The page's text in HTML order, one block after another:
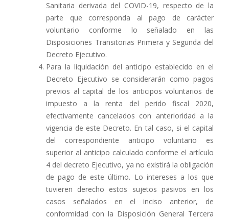
Sanitaria derivada del COVID-19, respecto de la
parte que corresponda al pago de carácter
voluntario conforme lo señalado en las
Disposiciones Transitorias Primera y Segunda del
Decreto Ejecutivo.
Para la liquidación del anticipo establecido en el
Decreto Ejecutivo se considerarán como pagos
previos al capital de los anticipos voluntarios de
impuesto a la renta del perido fiscal 2020,
efectivamente cancelados con anterioridad a la
vigencia de este Decreto. En tal caso, si el capital
del correspondiente anticipo voluntario es
superior al anticipo calculado conforme el artículo
4 del decreto Ejecutivo, ya no existirá la obligación
de pago de este último. Lo intereses a los que
tuvieren derecho estos sujetos pasivos en los
casos señalados en el inciso anterior, de
conformidad con la Disposición General Tercera